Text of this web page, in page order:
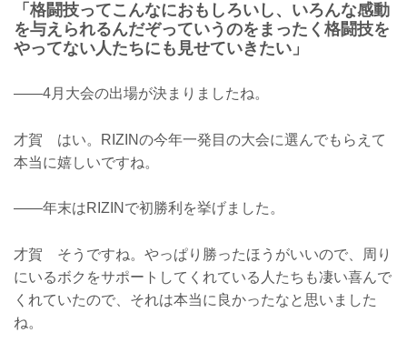
「格闘技ってこんなにおもしろいし、いろんな感動
を与えられるんだぞっていうのをまったく格闘技を
やってない人たちにも見せていきたい」
——4月大会の出場が決まりましたね。
才賀 はい。RIZINの今年一発目の大会に選んでもらえて
本当に嬉しいですね。
——年末はRIZINで初勝利を挙げました。
才賀 そうですね。やっぱり勝ったほうがいいので、周り
にいるボクをサポートしてくれている人たちも凄い喜んで
くれていたので、それは本当に良かったなと思いました
ね。